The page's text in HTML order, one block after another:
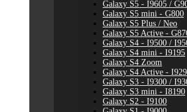
Galaxy S5 - I9605 /
Galaxy S5 mini - G800
Galaxy S5 Plus / Neo
Galaxy S5 Active -
Galaxy S4 - I9500 /
Galaxy S4 mini - I9195
Galaxy S4 Zoom
Galaxy S4 Active -
Galaxy S3 - I9300 /
Galaxy S3 mini - I8190
Galaxy S2 - I9100